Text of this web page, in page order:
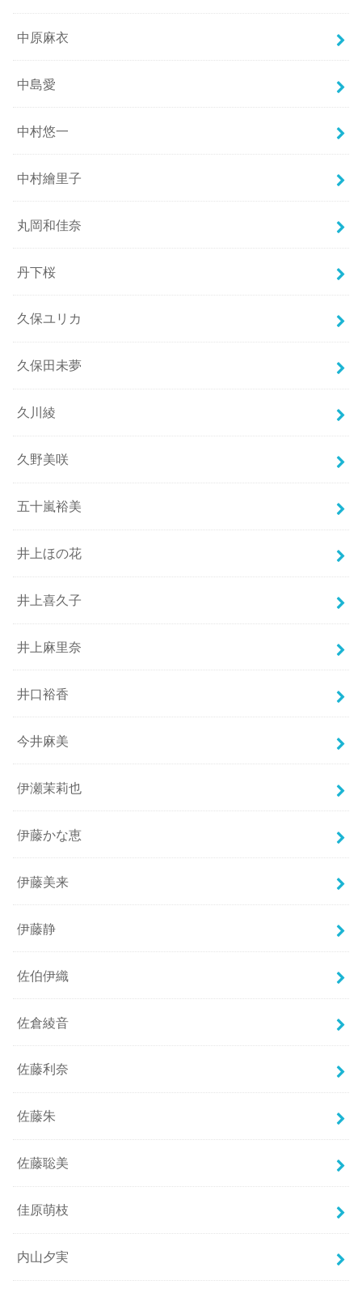
中原麻衣
中島愛
中村悠一
中村繪里子
丸岡和佳奈
丹下桜
久保ユリカ
久保田未夢
久川綾
久野美咲
五十嵐裕美
井上ほの花
井上喜久子
井上麻里奈
井口裕香
今井麻美
伊瀬茉莉也
伊藤かな恵
伊藤美来
伊藤静
佐伯伊織
佐倉綾音
佐藤利奈
佐藤朱
佐藤聡美
佳原萌枝
内山夕実